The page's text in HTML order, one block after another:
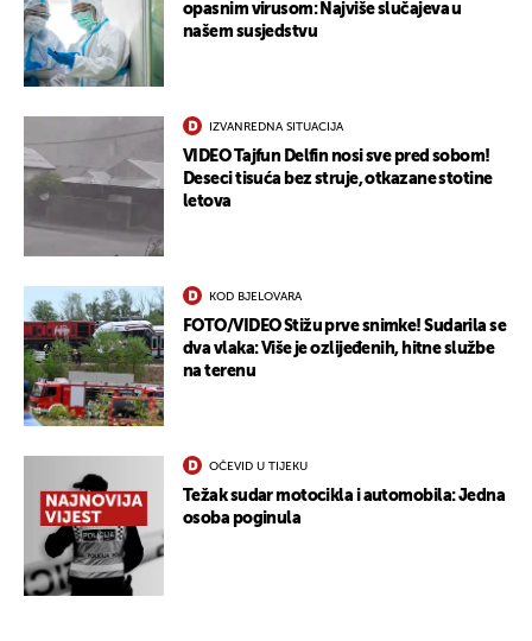
opasnim virusom: Najviše slučajeva u
našem susjedstvu
IZVANREDNA SITUACIJA
VIDEO Tajfun Delfin nosi sve pred sobom!
Deseci tisuća bez struje, otkazane stotine
letova
KOD BJELOVARA
FOTO/VIDEO Stižu prve snimke! Sudarila se
dva vlaka: Više je ozlijeđenih, hitne službe
na terenu
OČEVID U TIJEKU
Težak sudar motocikla i automobila: Jedna
osoba poginula